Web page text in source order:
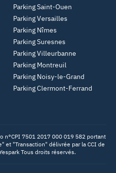
Parking Saint-Ouen
Parking Versailles
Parking Nîmes
Parking Suresnes
Parking Villeurbanne
Parking Montreuil
Parking Noisy-le-Grand
Parking Clermont-Ferrand
n°CPI 7501 2017 000 019 582 portant
et "Transaction" délivrée par la CCI de
Tous droits réservés.